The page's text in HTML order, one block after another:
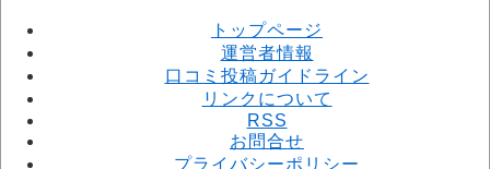
ー
ジ
送
り
トップページ
運営者情報
口コミ投稿ガイドライン
リンクについて
RSS
お問合せ
プライバシーポリシー